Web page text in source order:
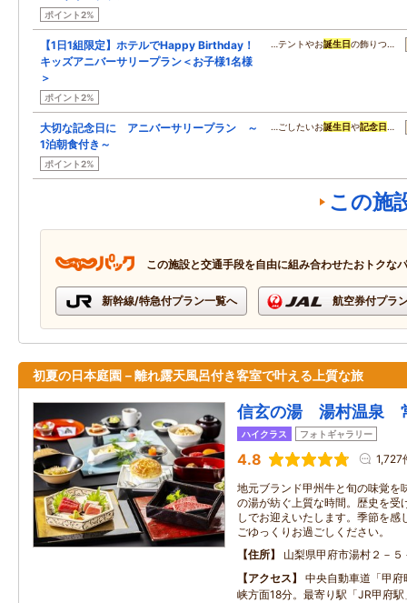
ポイント2%
【1日1組限定】ホテルでHappy Birthday！
キッズアニバーサリープラン＜お子様1名様
＞
ポイント2%
…テントやお誕生日の飾りつ…
大切な記念日に アニバーサリープラン ～
1泊朝食付き～
ポイント2%
…ごしたいお誕生日や記念日 …
この施
この施設と交通手段を自由に組み合わせたおトクな
新幹線/特急付プラン一覧へ 航空券付プラ
初夏の日本庭園－離れ露天風呂付き客室で叶える上質な旅
信玄の湯 湯村温泉
ハイクラス フォトギャラリー
4.8 1,727
地元ブランド甲州牛と旬の味覚を
の湯が紡ぐ上質な時間。歴史を受
しでお迎えいたします。季節を感
ごゆっくりお過ごしください。
住所
山梨県甲府市湯村２－５
アクセス
中央自動車道「甲
峡方面18分。最寄り駅「JR甲府